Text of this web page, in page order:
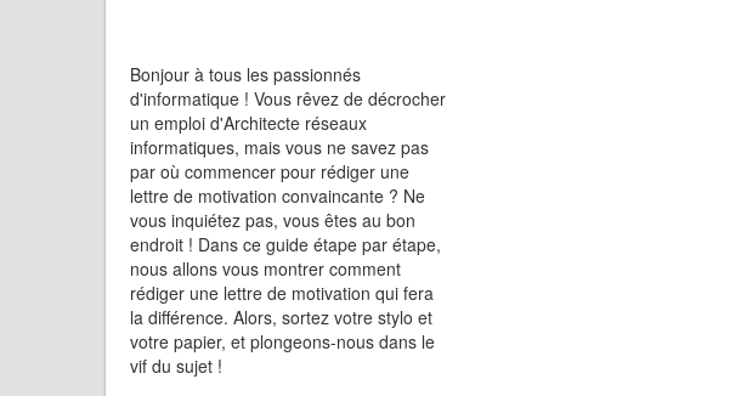
Bonjour à tous les passionnés
d'informatique ! Vous rêvez de décrocher
un emploi d'Architecte réseaux
informatiques, mais vous ne savez pas
par où commencer pour rédiger une
lettre de motivation convaincante ? Ne
vous inquiétez pas, vous êtes au bon
endroit ! Dans ce guide étape par étape,
nous allons vous montrer comment
rédiger une lettre de motivation qui fera
la différence. Alors, sortez votre stylo et
votre papier, et plongeons-nous dans le
vif du sujet !